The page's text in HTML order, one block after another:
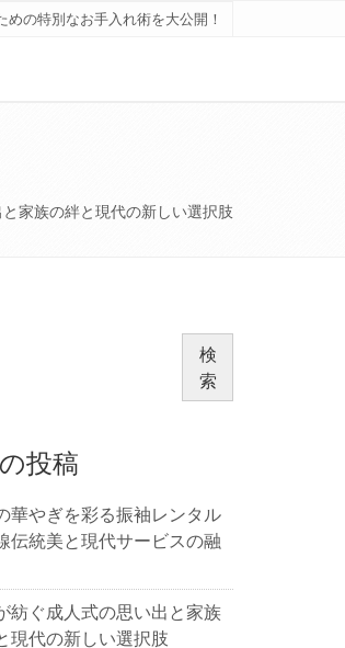
の特別なお手入れ術を大公開！
家族の絆と現代の新しい選択肢
検
索
投稿
華やぎを彩る振袖レンタル
伝統美と現代サービスの融
紡ぐ成人式の思い出と家族
現代の新しい選択肢